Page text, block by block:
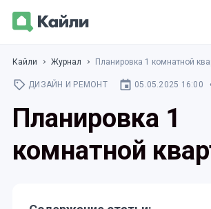
Кайли Журнал Планировка 1 комнатной
ДИЗАЙН И РЕМОНТ 05.05.2025 16:00
Планировка 1
комнатной